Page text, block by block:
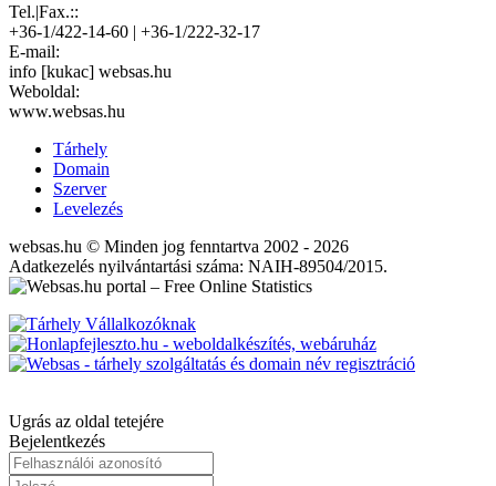
Tel.|Fax.::
+36-1/422-14-60 | +36-1/222-32-17
E-mail:
info [kukac] websas.hu
Weboldal:
www.websas.hu
Tárhely
Domain
Szerver
Levelezés
websas.hu © Minden jog fenntartva 2002 - 2026
Adatkezelés nyilvántartási száma: NAIH-89504/2015.
Ugrás az oldal tetejére
Bejelentkezés